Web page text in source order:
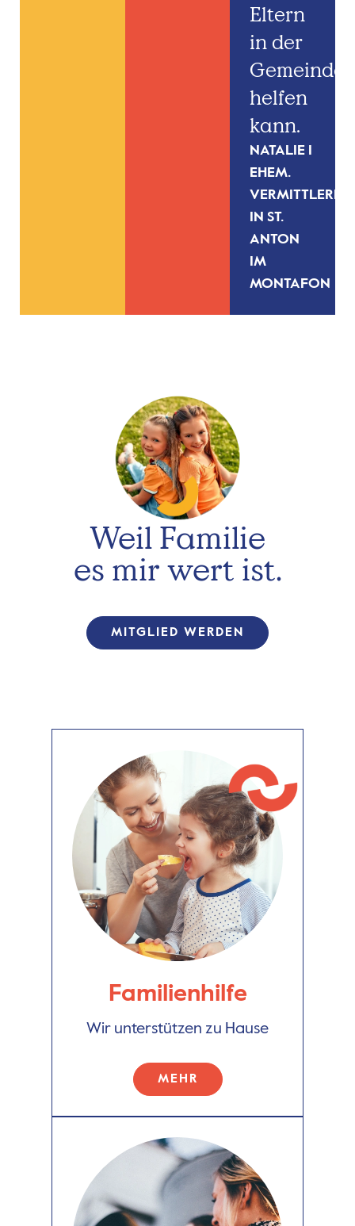
Eltern
in der
Gemeinde
helfen
kann.
NATALIE I
EHEM.
VERMITTLERIN
IN ST.
ANTON
IM
MONTAFON
Weil Familie
es mir wert ist.
MITGLIED WERDEN
Familienhilfe
Wir unterstützen zu Hause
MEHR